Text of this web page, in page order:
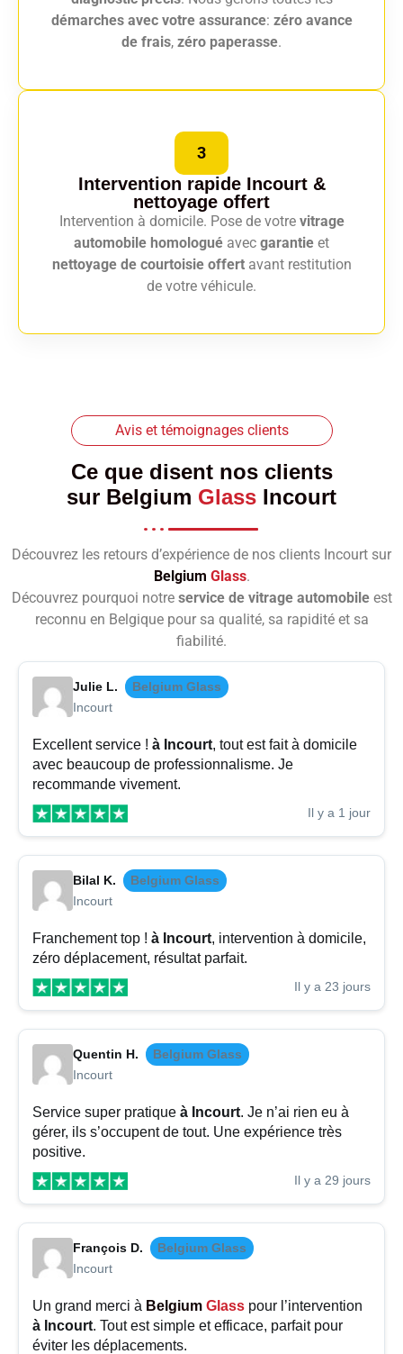
démarches avec votre assurance: zéro avance
de frais, zéro paperasse.
3
Intervention rapide Incourt &
nettoyage offert
Intervention à domicile. Pose de votre vitrage
automobile homologué avec garantie et
nettoyage de courtoisie offertavant restitution
de votre véhicule.
Avis et témoignages clients
Ce que disent nos clients
sur Belgium Glass Incourt
Découvrez les retours d’expérience de nos clients Incourt sur
Belgium Glass.
Découvrez pourquoi notre service de vitrage automobileest
reconnu en Belgique pour sa qualité, sa rapidité et sa
fiabilité.
Julie L.
Belgium Glass
Incourt
Excellent service ! à Incourt, tout est fait à domicile
avec beaucoup de professionnalisme. Je
recommande vivement.
Il y a 1 jour
Bilal K.
Belgium Glass
Incourt
Franchement top ! à Incourt, intervention à domicile,
zéro déplacement, résultat parfait.
Il y a 23 jours
Quentin H.
Belgium Glass
Incourt
Service super pratique à Incourt. Je n’ai rien eu à
gérer, ils s’occupent de tout. Une expérience très
positive.
Il y a 29 jours
François D.
Belgium Glass
Incourt
Un grand merci à Belgium Glass pour l’intervention
à Incourt. Tout est simple et efficace, parfait pour
éviter les déplacements.